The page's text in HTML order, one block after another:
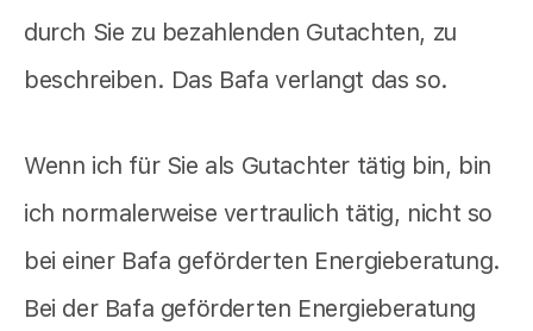
durch Sie zu bezahlenden Gutachten, zu
beschreiben. Das Bafa verlangt das so.
Wenn ich für Sie als Gutachter tätig bin, bin
ich normalerweise vertraulich tätig, nicht so
bei einer Bafa geförderten Energieberatung.
Bei der Bafa geförderten Energieberatung